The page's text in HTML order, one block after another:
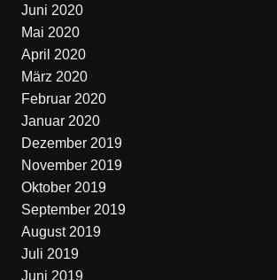
Juni 2020
Mai 2020
April 2020
März 2020
Februar 2020
Januar 2020
Dezember 2019
November 2019
Oktober 2019
September 2019
August 2019
Juli 2019
Juni 2019